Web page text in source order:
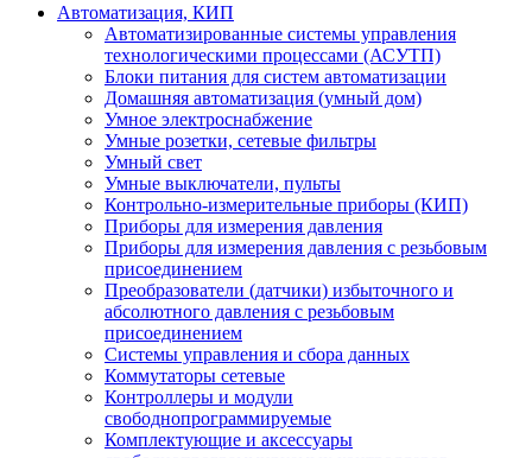
Автоматизация, КИП
Автоматизированные системы управления
технологическими процессами (АСУТП)
Блоки питания для систем автоматизации
Домашняя автоматизация (умный дом)
Умное электроснабжение
Умные розетки, сетевые фильтры
Умный свет
Умные выключатели, пульты
Контрольно-измерительные приборы (КИП)
Приборы для измерения давления
Приборы для измерения давления с резьбовым
присоединением
Преобразователи (датчики) избыточного и
абсолютного давления с резьбовым
присоединением
Системы управления и сбора данных
Коммутаторы сетевые
Контроллеры и модули
свободнопрограммируемые
Комплектующие и аксессуары